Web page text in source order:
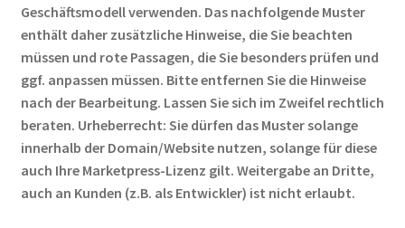
Geschäftsmodell verwenden. Das nachfolgende Muster
enthält daher zusätzliche Hinweise, die Sie beachten
müssen und rote Passagen, die Sie besonders prüfen und
ggf. anpassen müssen. Bitte entfernen Sie die Hinweise
nach der Bearbeitung. Lassen Sie sich im Zweifel rechtlich
beraten. Urheberrecht: Sie dürfen das Muster solange
innerhalb der Domain/Website nutzen, solange für diese
auch Ihre Marketpress-Lizenz gilt. Weitergabe an Dritte,
auch an Kunden (z.B. als Entwickler) ist nicht erlaubt.